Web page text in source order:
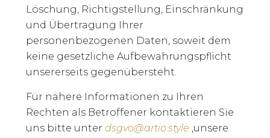
Löschung, Richtigstellung, Einschränkung
und Übertragung Ihrer
personenbezogenen Daten, soweit dem
keine gesetzliche Aufbewahrungspflicht
unsererseits gegenübersteht.
Für nähere Informationen zu Ihren
Rechten als Betroffener kontaktieren Sie
uns bitte unter dsgvo@artio.style ,unsere